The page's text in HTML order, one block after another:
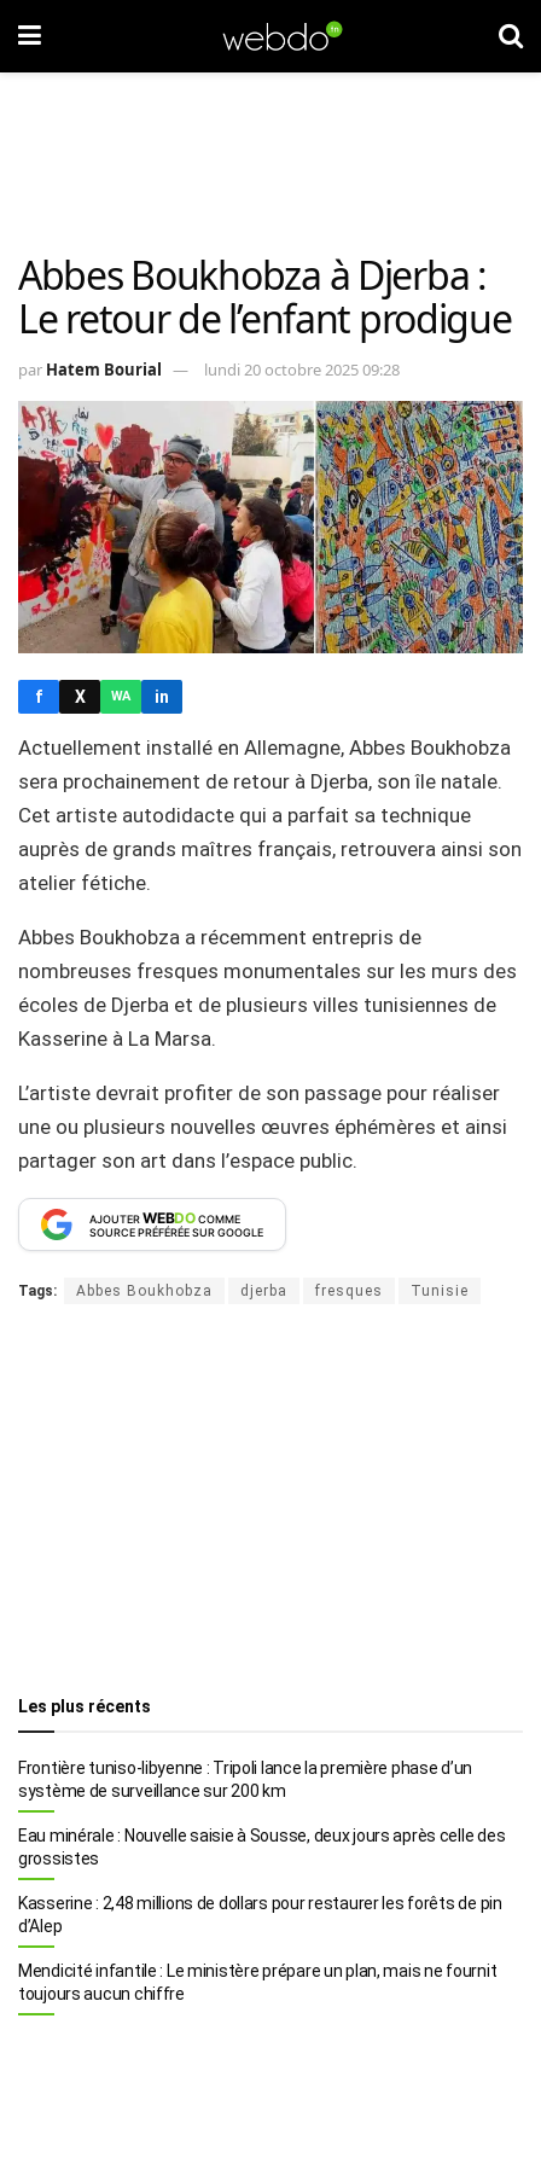
Abbes Boukhobza à Djerba :
Le retour de l’enfant prodigue
par Hatem Bourial lundi 20 octobre 2025 09:28
f X WA in
Actuellement installé en Allemagne, Abbes Boukhobza
sera prochainement de retour à Djerba, son île natale.
Cet artiste autodidacte qui a parfait sa technique
auprès de grands maîtres français, retrouvera ainsi son
atelier fétiche.
Abbes Boukhobza a récemment entrepris de
nombreuses fresques monumentales sur les murs des
écoles de Djerba et de plusieurs villes tunisiennes de
Kasserine à La Marsa.
L’artiste devrait profiter de son passage pour réaliser
une ou plusieurs nouvelles œuvres éphémères et ainsi
partager son art dans l’espace public.
AJOUTERWEBDOCOMME
SOURCE PRÉFÉRÉE SUR GOOGLE
Tags: Abbes Boukhobza djerba fresques Tunisie
Les plus récents
Frontière tuniso-libyenne : Tripoli lance la première phase d’un
système de surveillance sur 200 km
Eau minérale : Nouvelle saisie à Sousse, deux jours après celle des
grossistes
Kasserine : 2,48 millions de dollars pour restaurer les forêts de pin
d’Alep
Mendicité infantile : Le ministère prépare un plan, mais ne fournit
toujours aucun chiffre